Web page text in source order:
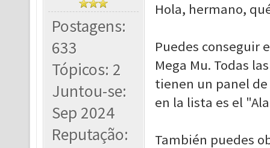
Postagens:
633
Tópicos: 2
Juntou-se:
Sep 2024
Reputação:
Hola, hermano,
Puedes conseguir
Mega Mu. Todas
tienen un panel
en la lista es el
También puedes